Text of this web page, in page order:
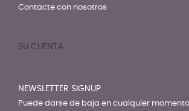
Contacte con nosotros
SU CUENTA
NEWSLETTER SIGNUP
Puede darse de baja en cualquier